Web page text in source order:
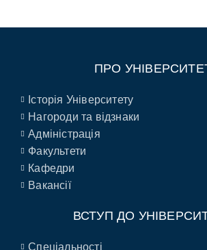
ПРО
Історія Університету
Нагороди та відзнаки
Адміністрація
Факультети
Кафедри
Вакансії
ВСТУП ДО
Спеціальності